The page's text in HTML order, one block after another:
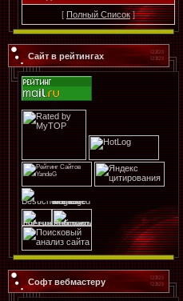
[ Полный Список]
Сайт в рейтингах
Софт вебмастеру